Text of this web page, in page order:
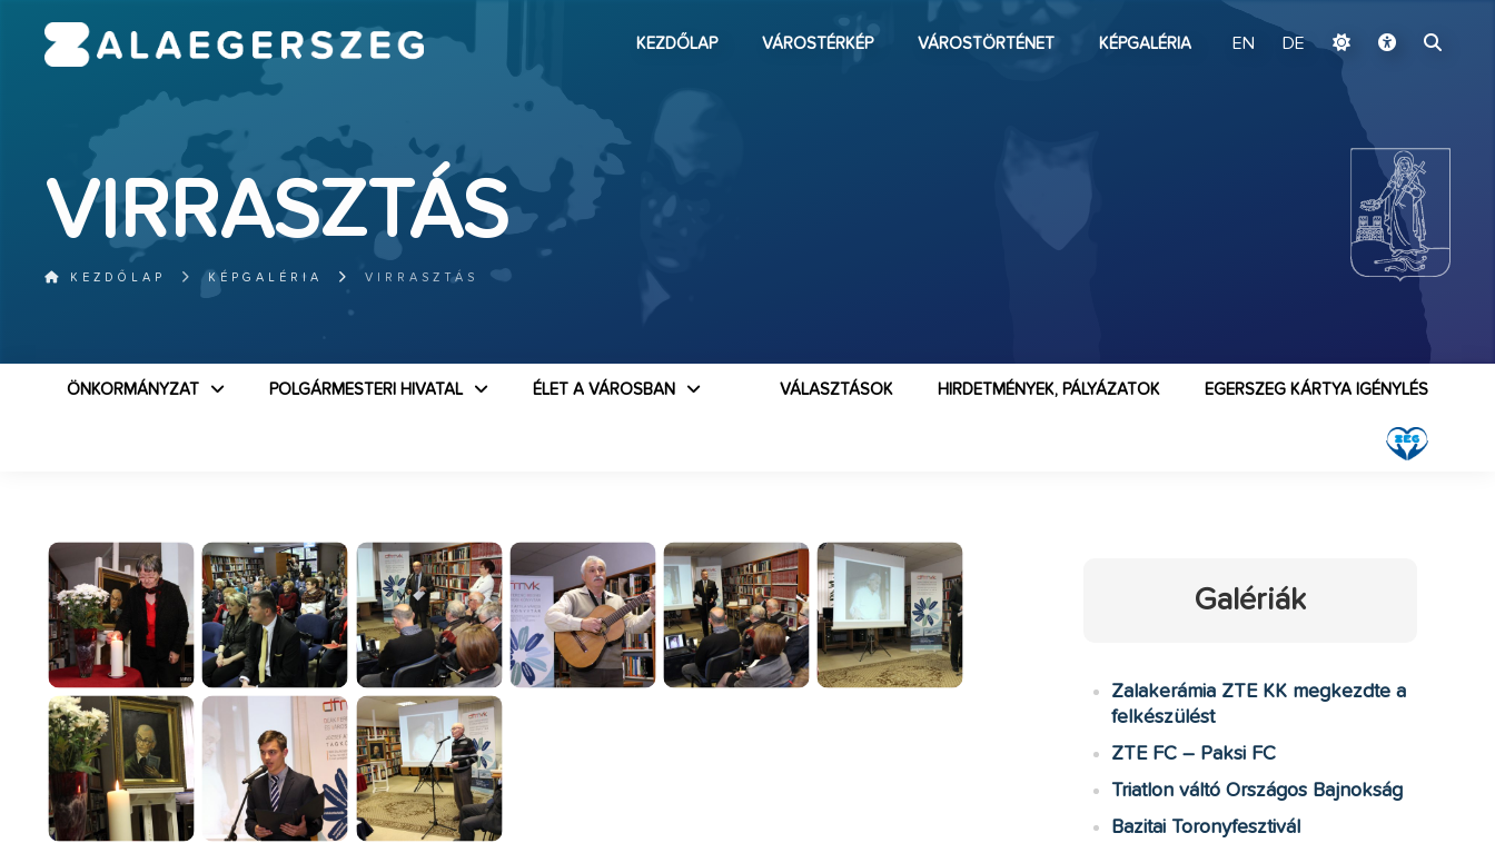
KEZDŐLAP VÁROSTÉRKÉP VÁROSTÖRTÉNET KÉPGALÉRIA EN DE
VIRRASZTÁS
KEZDŐLAP KÉPGALÉRIA VIRRASZTÁS
ÖNKORMÁNYZAT POLGÁRMESTERI HIVATAL ÉLET A VÁROSBAN EGERSZEG KÁRTYA IGÉNYLÉS
HIRDETMÉNYEK, PÁLYÁZATOK
VÁLASZTÁSOK
Galériák
Zalakerámia ZTE KK megkezdte a
felkészülést
ZTE FC – Paksi FC
Triatlon váltó Országos Bajnokság
Bazitai Toronyfesztivál